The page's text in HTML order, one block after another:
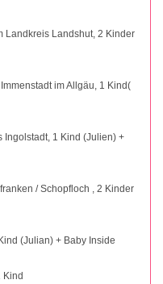
Landkreis Landshut, 2 Kinder
im Allgäu, 1 Kind(
Ingolstadt, 1 Kind (Julien) +
/ Schopfloch , 2 Kinder
(Julian) + Baby Inside
Kind